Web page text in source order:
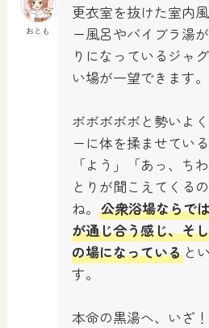
おとも
更衣室を抜けた室内
ー風呂やバイブラ湯
りになっているジャ
い場が一望できます。
ボボボボボと勢いよ
ーに体を揉ませてい
「よう」「あっ、ち
とりが聞こえてくる
ね。公衆浴場ならで
が通じ合う感じ、そ
の場になっている と
す。
本命の黒湯へ、いざ！